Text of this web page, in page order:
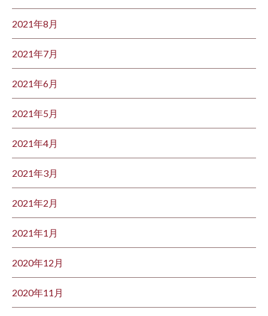
2021年8月
2021年7月
2021年6月
2021年5月
2021年4月
2021年3月
2021年2月
2021年1月
2020年12月
2020年11月